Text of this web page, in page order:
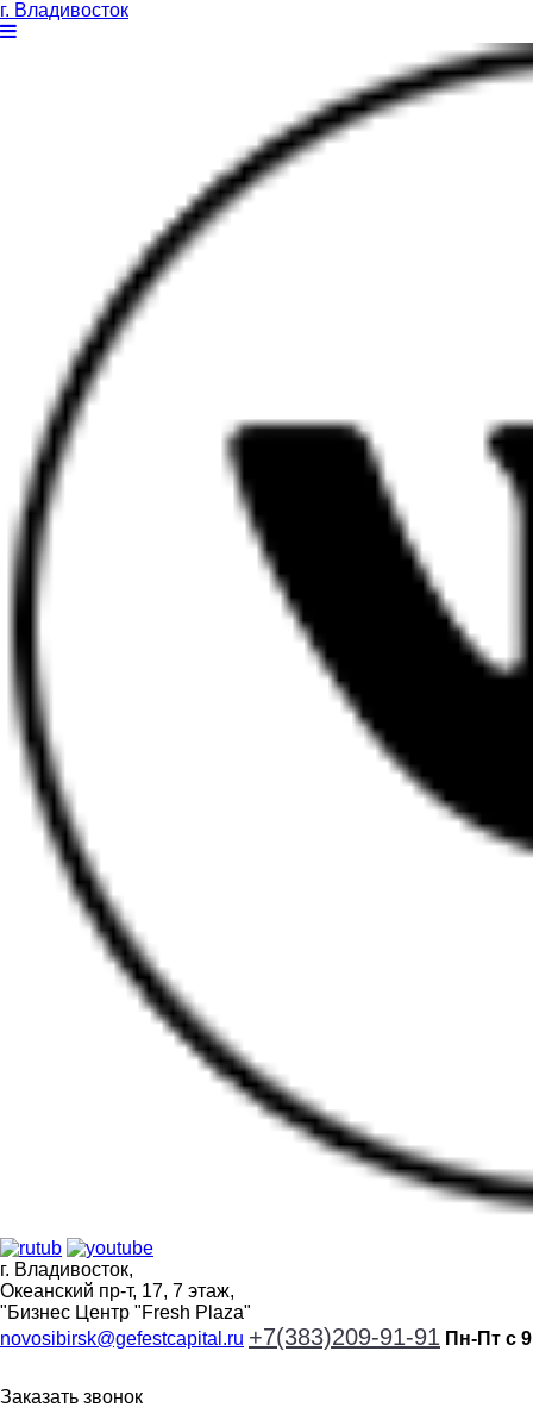
г. Владивосток
г. Владивосток,
Океанский пр-т, 17, 7 этаж,
"Бизнес Центр "Fresh Plaza"
novosibirsk@gefestcapital.ru +7(383)209-91-91 Пн-Пт с
Заказать звонок